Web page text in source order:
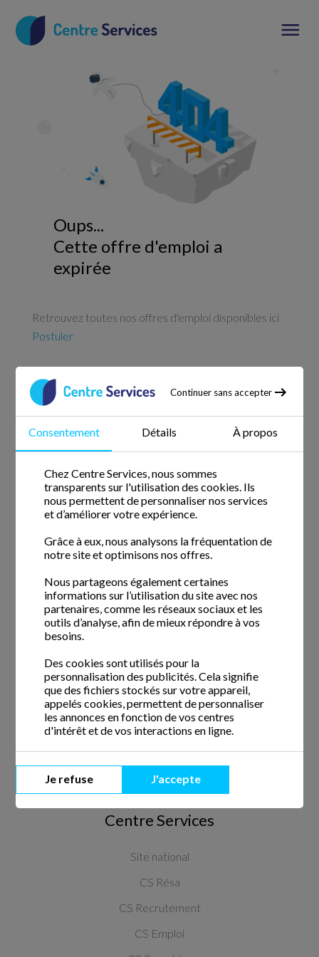
Continuer sans accepter
Consentement Détails À propos
Chez Centre Services, nous sommes
transparents sur l'utilisation des cookies. Ils
nous permettent de personnaliser nos services
et d’améliorer votre expérience.
Grâce à eux, nous analysons la fréquentation de
notre site et optimisons nos offres.
Nous partageons également certaines
informations sur l’utilisation du site avec nos
partenaires, comme les réseaux sociaux et les
outils d’analyse, afin de mieux répondre à vos
besoins.
Des cookies sont utilisés pour la
personnalisation des publicités. Cela signifie
que des fichiers stockés sur votre appareil,
appelés cookies, permettent de personnaliser
les annonces en fonction de vos centres
d'intérêt et de vos interactions en ligne.
Je refuse J'accepte
Oups...
Cette offre d'emploi a
expirée
Retrouvez toutes nos offres d'emploi disponibles ici
Postuler
Services à domicile depuis 2005
Nous comptons avec nous des intervenants de ménage qui
Informations
Actualités
Questions fréquentes
Blog
Le fonctionnement
Crédit d'impôt
Avance du crédit d'impôt
CESU
Nous écrire
Centre Services
Site national
CS Résa
CS Recrutement
CS Emploi